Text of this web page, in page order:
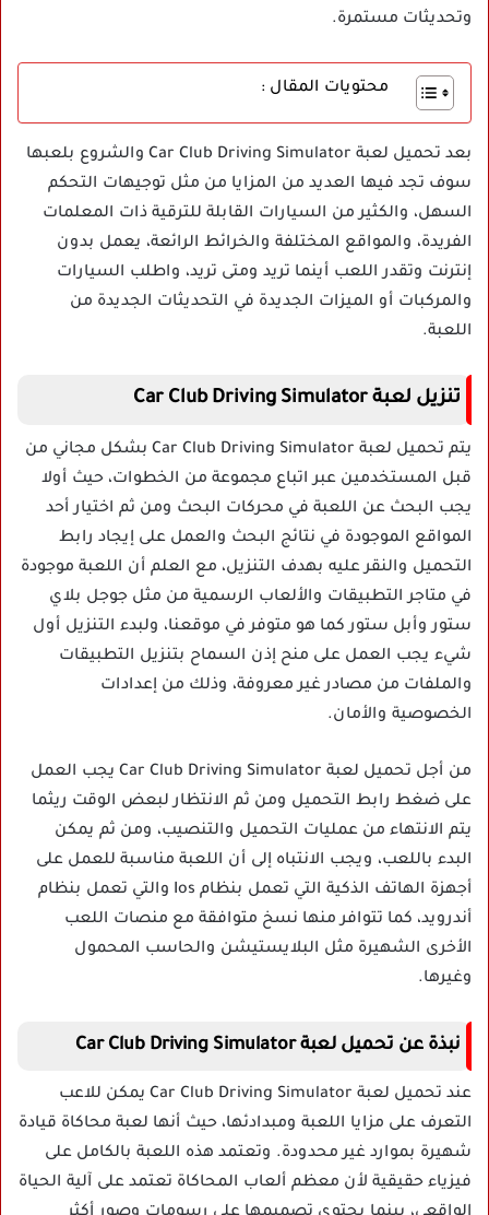
وتحديثات مستمرة.
محتويات المقال :
بعد تحميل لعبة Car Club Driving Simulator والشروع بلعبها
سوف تجد فيها العديد من المزايا من مثل توجيهات التحكم
السهل، والكثير من السيارات القابلة للترقية ذات المعلمات
الفريدة، والمواقع المختلفة والخرائط الرائعة، يعمل بدون
إنترنت وتقدر اللعب أينما تريد ومتى تريد، واطلب السيارات
والمركبات أو الميزات الجديدة في التحديثات الجديدة من
اللعبة.
تنزيل لعبة Car Club Driving Simulator
يتم تحميل لعبة Car Club Driving Simulator بشكل مجاني من
قبل المستخدمين عبر اتباع مجموعة من الخطوات، حيث أولا
يجب البحث عن اللعبة في محركات البحث ومن ثم اختيار أحد
المواقع الموجودة في نتائج البحث والعمل على إيجاد رابط
التحميل والنقر عليه بهدف التنزيل، مع العلم أن اللعبة موجودة
في متاجر التطبيقات والألعاب الرسمية من مثل جوجل بلاي
ستور وأبل ستور كما هو متوفر في موقعنا، ولبدء التنزيل أول
شيء يجب العمل على منح إذن السماح بتنزيل التطبيقات
والملفات من مصادر غير معروفة، وذلك من إعدادات
الخصوصية والأمان.
من أجل تحميل لعبة Car Club Driving Simulator يجب العمل
على ضغط رابط التحميل ومن ثم الانتظار لبعض الوقت ريثما
يتم الانتهاء من عمليات التحميل والتنصيب، ومن ثم يمكن
البدء باللعب، ويجب الانتباه إلى أن اللعبة مناسبة للعمل على
أجهزة الهاتف الذكية التي تعمل بنظام Ios والتي تعمل بنظام
أندرويد، كما تتوافر منها نسخ متوافقة مع منصات اللعب
الأخرى الشهيرة مثل البلايستيشن والحاسب المحمول
وغيرها.
نبذة عن تحميل لعبة Car Club Driving Simulator
عند تحميل لعبة Car Club Driving Simulator يمكن للاعب
التعرف على مزايا اللعبة ومبدادئها، حيث أنها لعبة محاكاة قيادة
شهيرة بموارد غير محدودة. وتعتمد هذه اللعبة بالكامل على
فيزياء حقيقية لأن معظم ألعاب المحاكاة تعتمد على آلية الحياة